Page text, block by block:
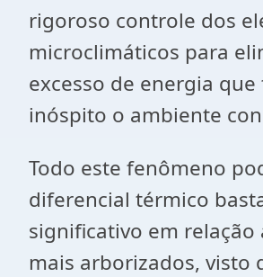
rigoroso controle dos
microclimáticos para
excesso de energia
inóspito o ambiente
Todo este fenômeno
diferencial térmico
significativo em relação
mais arborizados, visto